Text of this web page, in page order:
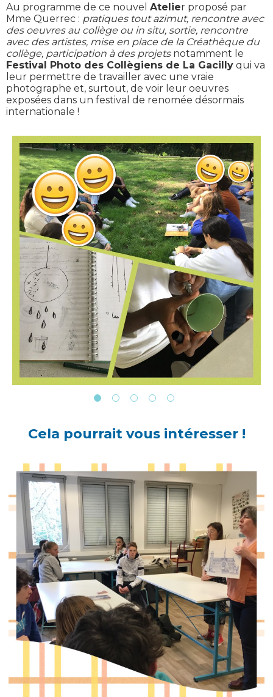
Au programme de ce nouvel Atelier proposé par
Mme Querrec : pratiques tout azimut, rencontre avec
des oeuvres au collège ou in situ, sortie, rencontre
avec des artistes, mise en place de la Créathèque du
collège, participation à des projetsnotamment le
Festival Photo des Collègiens de La Gacilly qui va
leur permettre de travailler avec une vraie
photographe et, surtout, de voir leur oeuvres
exposées dans un festival de renomée désormais
internationale !
Cela pourrait vous intéresser !